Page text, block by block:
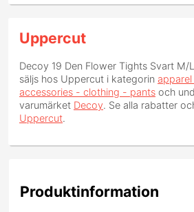
Uppercut
Decoy 19 Den Flower Tights Svart M/
säljs hos Uppercut i kategorin apparel
accessories - clothing - pants och
varumärket Decoy. Se alla rabatter
Uppercut.
Produktinformation